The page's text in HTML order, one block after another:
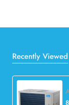
Recently Viewed